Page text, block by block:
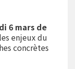
6 mars de
enjeux du
concrètes